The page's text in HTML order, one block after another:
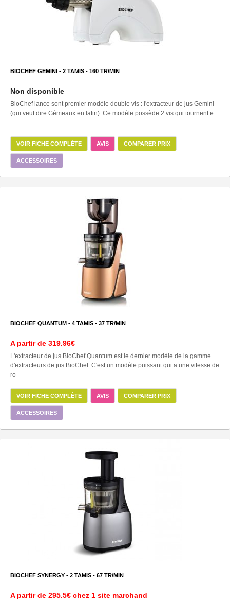
BIOCHEF GEMINI - 2 TAMIS - 160 TR/MIN
Non disponible
BioChef lance sont premier modèle double vis : l'extracteur de jus Gemini
(qui veut dire Gémeaux en latin). Ce modèle possède 2 vis qui tournent e
VOIR FICHE COMPLÈTE AVIS COMPARER PRIX
ACCESSOIRES
BIOCHEF QUANTUM - 4 TAMIS - 37 TR/MIN
A partir de 319.96€
L'extracteur de jus BioChef Quantum est le dernier modèle de la gamme
d'extracteurs de jus BioChef. C'est un modèle puissant qui a une vitesse de
ro
VOIR FICHE COMPLÈTE AVIS COMPARER PRIX
ACCESSOIRES
BIOCHEF SYNERGY - 2 TAMIS - 67 TR/MIN
A partir de 295.5€ chez 1 site marchand